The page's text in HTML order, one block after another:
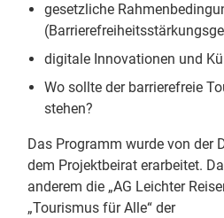
gesetzliche
digitale Innovationen und
Wo sollte der barrierefreie
stehen?
Das Programm wurde von der
dem Projektbeirat erarbeitet.
anderem die „AG Leichter
„Tourismus für Alle“ der